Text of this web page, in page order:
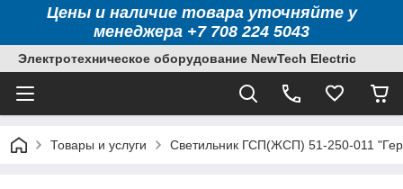
Цены и наличие товара уточняйте у
менеджера +7 708 224 5043
Электротехническое оборудование NewTech Electric
Товары и услуги Светильник ГСП(ЖСП) 51-250-011